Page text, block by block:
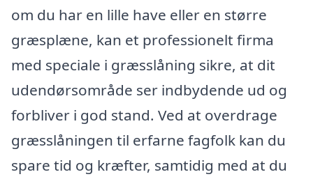
om du har en lille have eller en større
græsplæne, kan et professionelt firma
med speciale i græsslåning sikre, at dit
udendørsområde ser indbydende ud og
forbliver i god stand. Ved at overdrage
græsslåningen til erfarne fagfolk kan du
spare tid og kræfter, samtidig med at du